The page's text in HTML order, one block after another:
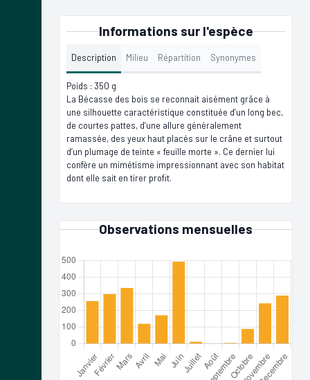
Informations sur l'espèce
Description Milieu Répartition Synonymes
Poids : 350 g
La Bécasse des bois se reconnait aisément grâce à
une silhouette caractéristique constituée d’un long bec,
de courtes pattes, d’une allure généralement
ramassée, des yeux haut placés sur le crâne et surtout
d’un plumage de teinte « feuille morte ». Ce dernier lui
confère un mimétisme impressionnant avec son habitat
dont elle sait en tirer profit.
Observations mensuelles